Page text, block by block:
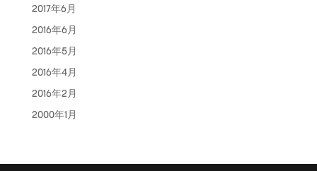
2017年6月
2016年6月
2016年5月
2016年4月
2016年2月
2000年1月